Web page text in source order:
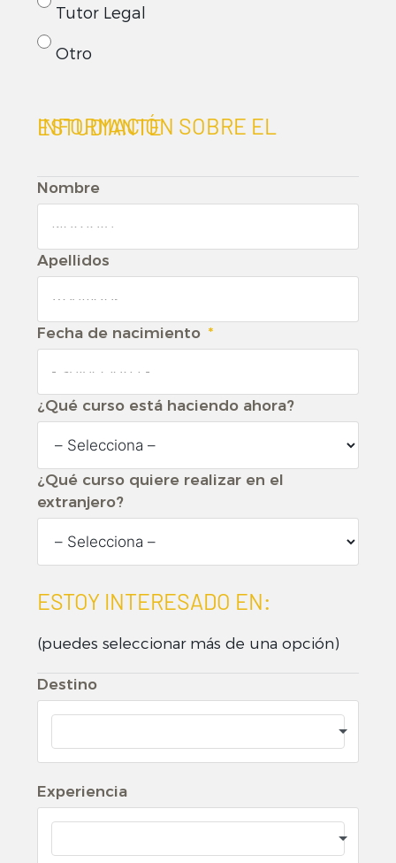
Tutor Legal
Otro
INFORMACIÓN SOBRE EL ESTUDIANTE
Nombre
Apellidos
Fecha de nacimiento
¿Qué curso está haciendo ahora?
¿Qué curso quiere realizar en el
extranjero?
ESTOY INTERESADO EN:
(puedes seleccionar más de una opción)
Destino
Experiencia